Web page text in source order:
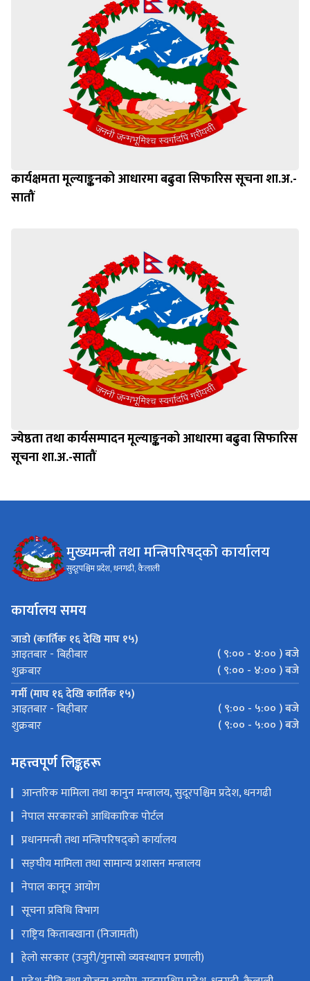
कार्यक्षमता मूल्याङ्कनको आधारमा बढुवा सिफारिस सूचना शा.अ.-
सातौं
ज्येष्ठता तथा कार्यसम्पादन मूल्याङ्कनको आधारमा बढुवा सिफारिस
सूचना शा.अ.-सातौं
मुख्यमन्त्री तथा मन्त्रिपरिषद्को कार्यालय
सुदूरपश्चिम प्रदेश, धनगढी, कैलाली
कार्यालय समय
जाडो (कार्तिक १६ देखि माघ १५)
आइतबार - बिहीबार
( ९:०० - ४:०० ) बजे
शुक्रबार
( ९:०० - ४:०० ) बजे
गर्मी (माघ १६ देखि कार्तिक १५)
आइतबार - बिहीबार
( ९:०० - ५:०० ) बजे
शुक्रबार
( ९:०० - ५:०० ) बजे
महत्त्वपूर्ण लिङ्कहरू
आन्तरिक मामिला तथा कानुन मन्त्रालय, सुदूरपश्चिम प्रदेश, धनगढी
नेपाल सरकारको आधिकारिक पोर्टल
प्रधानमन्त्री तथा मन्त्रिपरिषद्को कार्यालय
सङ्‍घीय मामिला तथा सामान्य प्रशासन मन्त्रालय
नेपाल कानून आयोग
सूचना प्रविधि विभाग
राष्ट्रिय किताबखाना (निजामती)
हेलो सरकार (उजुरी/गुनासो व्यवस्थापन प्रणाली)